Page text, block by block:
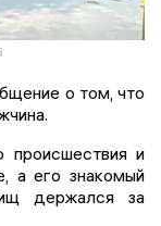
о том, что
происшествия и
а его знакомый
держался за